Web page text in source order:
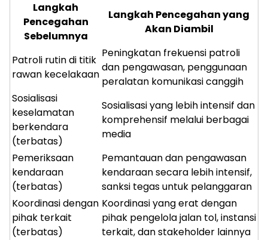
Langkah
Pencegahan
Sebelumnya
Langkah Pencegahan yang
Akan Diambil
Patroli rutin di titik
rawan kecelakaan
Peningkatan frekuensi patroli
dan pengawasan, penggunaan
peralatan komunikasi canggih
Sosialisasi
keselamatan
berkendara
(terbatas)
Sosialisasi yang lebih intensif dan
komprehensif melalui berbagai
media
Pemeriksaan
kendaraan
(terbatas)
Pemantauan dan pengawasan
kendaraan secara lebih intensif,
sanksi tegas untuk pelanggaran
Koordinasi dengan
pihak terkait
(terbatas)
Koordinasi yang erat dengan
pihak pengelola jalan tol, instansi
terkait, dan stakeholder lainnya